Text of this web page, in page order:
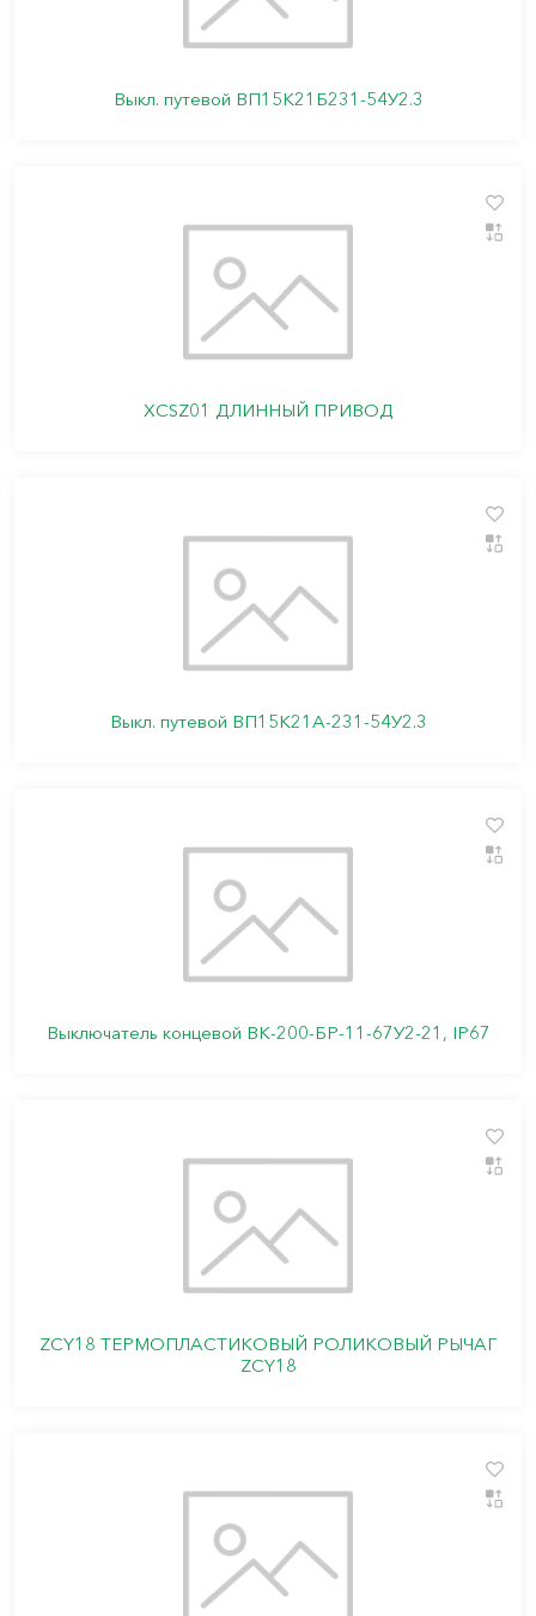
Выкл. путевой ВП15К21Б231-54У2.3
XCSZ01 ДЛИННЫЙ ПРИВОД
Выкл. путевой ВП15К21А-231-54У2.3
Выключатель концевой ВК-200-БР-11-67У2-21, IP67
ZCY18 ТЕРМОПЛАСТИКОВЫЙ РОЛИКОВЫЙ РЫЧАГ
ZCY18